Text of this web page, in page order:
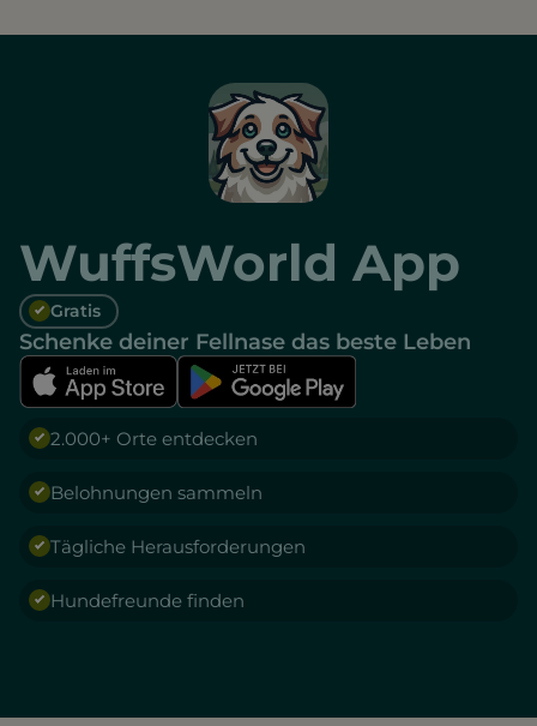
WuffsWorld App
Gratis
Schenke deiner Fellnase das beste Leben
2.000+ Orte entdecken
Belohnungen sammeln
Tägliche Herausforderungen
Hundefreunde finden